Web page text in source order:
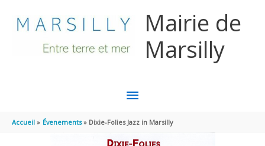
Mairie de
Marsilly
MENU
PRINCIPAL
Accueil Évenements Dixie-Folies Jazz in Marsilly